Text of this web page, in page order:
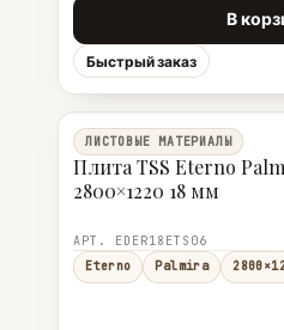
В
Быстрый заказ
ЛИСТОВЫЕ МАТЕРИАЛЫ
Плита TSS Eterno
2800×1220 18 мм
АРТ. EDER18ETS06
Eterno
Palmira